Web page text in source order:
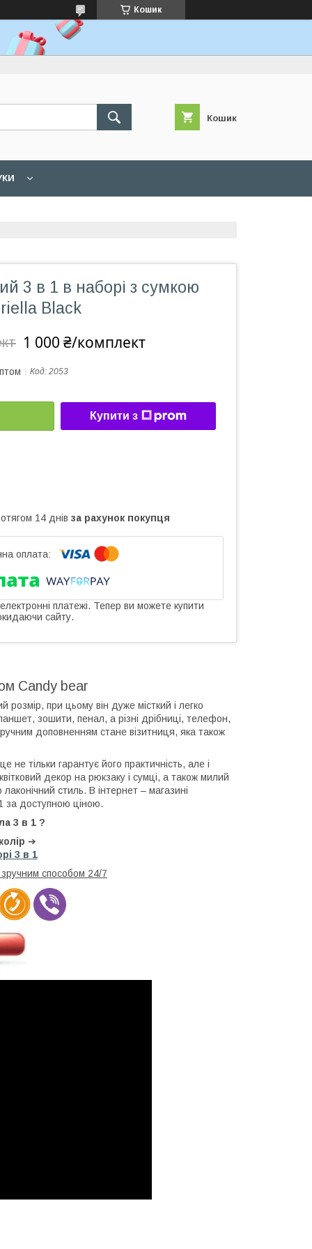
Кошик
Кошик
3 в 1 в наборі з сумкою
Black
1 000 ₴/комплект
Код: 2053
Купити з
14 днів за рахунок покупця
платежі. Тепер ви можете купити
сайту.
Candy bear
при цьому він дуже місткий і легко
зошити, пенал, а різні дрібниці, телефон,
доповненням стане візитниця, яка також
тільки гарантує його практичність, але і
декор на рюкзаку і сумці, а також милий
стиль. В інтернет – магазині
за доступною ціною.
3 в 1 ?
➔
3 в 1
зручним способом 24/7